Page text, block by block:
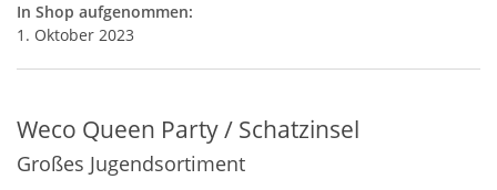
In Shop aufgenommen:
1. Oktober 2023
Weco Queen Party / Schatzinsel
Großes Jugendsortiment